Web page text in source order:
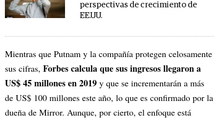
perspectivas de crecimiento de
EE.UU.
Mientras que Putnam y la compañía protegen celosamente
sus cifras, Forbes calcula que sus ingresos llegaron a
US$ 45 millones en 2019 y que se incrementarán a más
de US$ 100 millones este año, lo que es confirmado por la
dueña de Mirror. Aunque, por cierto, el enfoque está